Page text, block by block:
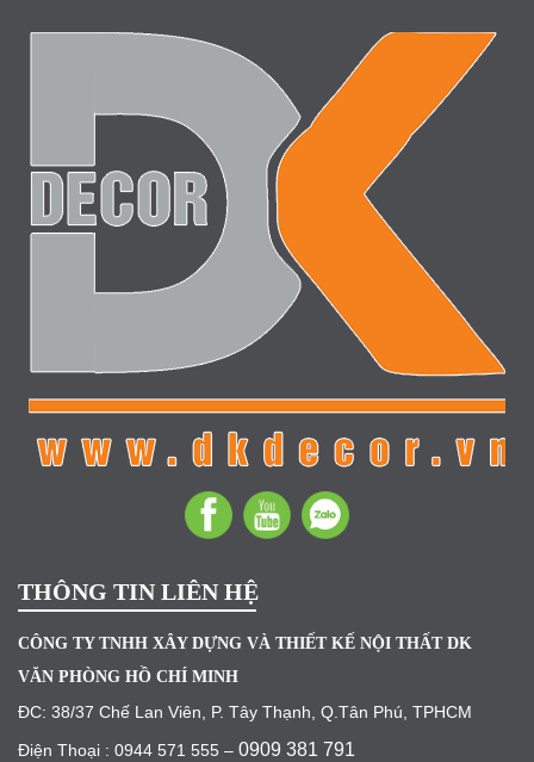
THÔNG TIN LIÊN HỆ
CÔNG TY TNHH XÂY DỰNG VÀ THIẾT KẾ NỘI THẤT DK
VĂN PHÒNG HỒ CHÍ MINH
ĐC: 38/37 Chế Lan Viên, P. Tây Thạnh, Q.Tân Phú, TPHCM
Điện Thoại : 0944 571 555 – 0909 381 791